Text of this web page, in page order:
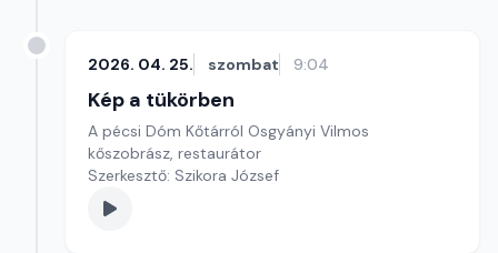
2026. 04. 25. szombat 9:04
Kép a tükörben
A pécsi Dóm Kőtárról Osgyányi Vilmos
kőszobrász, restaurátor
Szerkesztő: Szikora József